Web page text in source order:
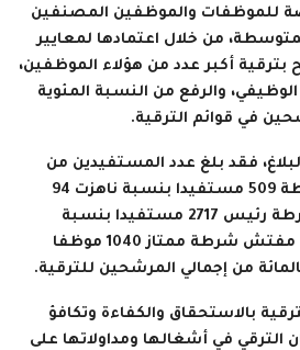
للموظفات والموظفين المصنفين
من خلال اعتمادها لمعايير
أكبر عدد من هؤلاء الموظفين،
والرفع من النسبة المئوية
في قوائم الترقية.
فقد بلغ عدد المستفيدين من
الترقية لدرجة مقدم شرطة 509 مستفيدا بنسبة ناهزت 94
بالمائة، ولدرجة مقدم شرطة رئيس 2717 مستفيدا بنسبة
بلغت 98 بالمائة، ولدرجة مفتش شرطة ممتاز 1040 موظفا
بالاستحقاق والكفاءة وتكافؤ
الترقي في أشغالها ومداولاتها على